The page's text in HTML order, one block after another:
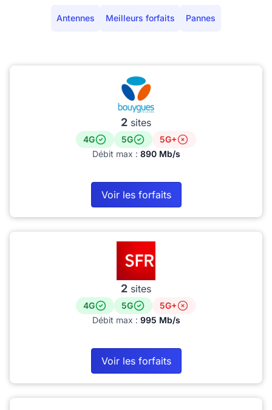
Antennes Meilleurs forfaits Pannes
2 sites
4G 5G
5G+
Débit max : 890 Mb/s
Voir les forfaits
2 sites
4G 5G
5G+
Débit max : 995 Mb/s
Voir les forfaits